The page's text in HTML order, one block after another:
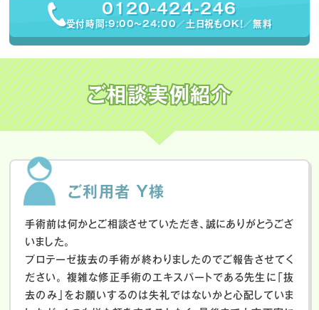
0120-424-246
受付時間：9:00〜24:00／土日祝もOK！／無料
ご相談実例紹介
ご利用者 Y様
手術前は何かとご相談させていただき、誠にありがとうござ
いました。
プロテーゼ抜去の手術が終わりましたのでご報告させてく
ださい。
複雑な修正手術のエキスパートである先生に「抜
去のみ」をお願いするのは失礼ではないかと心配していま